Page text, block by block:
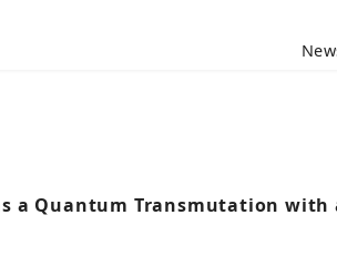
a Quantum Transmutation with